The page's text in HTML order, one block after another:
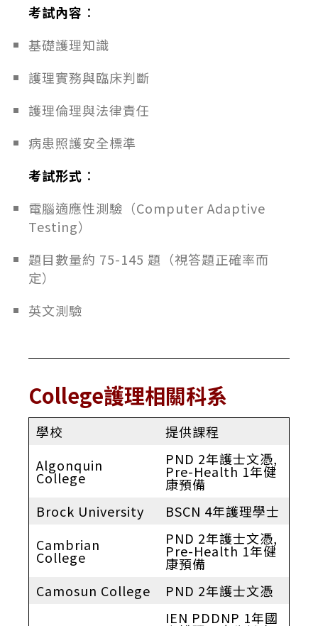
考試內容 ：
基礎護理知識
護理實務與臨床判斷
護理倫理與法律責任
病患照護安全標準
考試形式 ：
電腦適應性測驗（Computer Adaptive
Testing）
題目數量約 75-145 題（視答題正確率而
定）
英文測驗
College護理相關科系
學校
提供課程
Algonquin
College
PND 2年護士文憑,
Pre-Health 1年健
康預備
Brock University
BSCN 4年護理學士
Cambrian
College
PND 2年護士文憑,
Pre-Health 1年健
康預備
Camosun College
PND 2年護士文憑
IEN PDDNP 1年國